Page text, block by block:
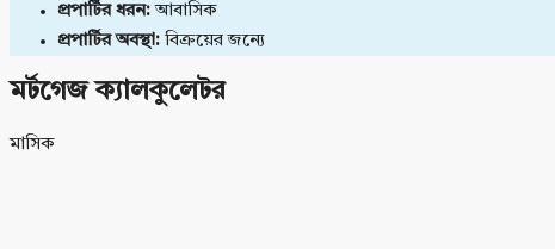
প্রপার্টির ধরন: আবাসিক
প্রপার্টির অবস্থা: বিক্রয়ের জন্যে
মর্টগেজ ক্যালকুলেটর
মাসিক